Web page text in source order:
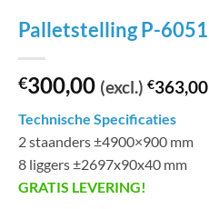
Palletstelling P-6051
€300,00 (excl.) €363,00
Technische Specificaties
2 staanders ±4900×900 mm
8 liggers ±2697x90x40 mm
GRATIS LEVERING!